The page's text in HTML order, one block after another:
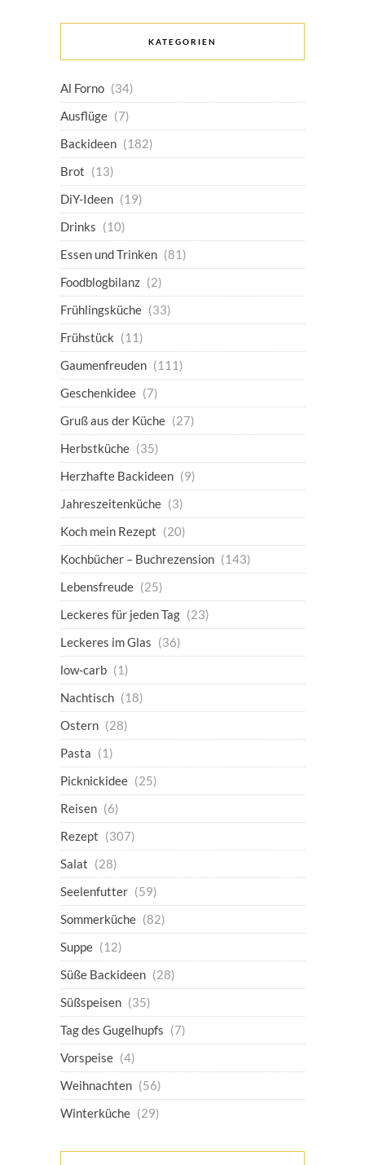
KATEGORIEN
Al Forno (34)
Ausflüge (7)
Backideen (182)
Brot (13)
DiY-Ideen (19)
Drinks (10)
Essen und Trinken (81)
Foodblogbilanz (2)
Frühlingsküche (33)
Frühstück (11)
Gaumenfreuden (111)
Geschenkidee (7)
Gruß aus der Küche (27)
Herbstküche (35)
Herzhafte Backideen (9)
Jahreszeitenküche (3)
Koch mein Rezept (20)
Kochbücher – Buchrezension (143)
Lebensfreude (25)
Leckeres für jeden Tag (23)
Leckeres im Glas (36)
low-carb (1)
Nachtisch (18)
Ostern (28)
Pasta (1)
Picknickidee (25)
Reisen (6)
Rezept (307)
Salat (28)
Seelenfutter (59)
Sommerküche (82)
Suppe (12)
Süße Backideen (28)
Süßspeisen (35)
Tag des Gugelhupfs (7)
Vorspeise (4)
Weihnachten (56)
Winterküche (29)